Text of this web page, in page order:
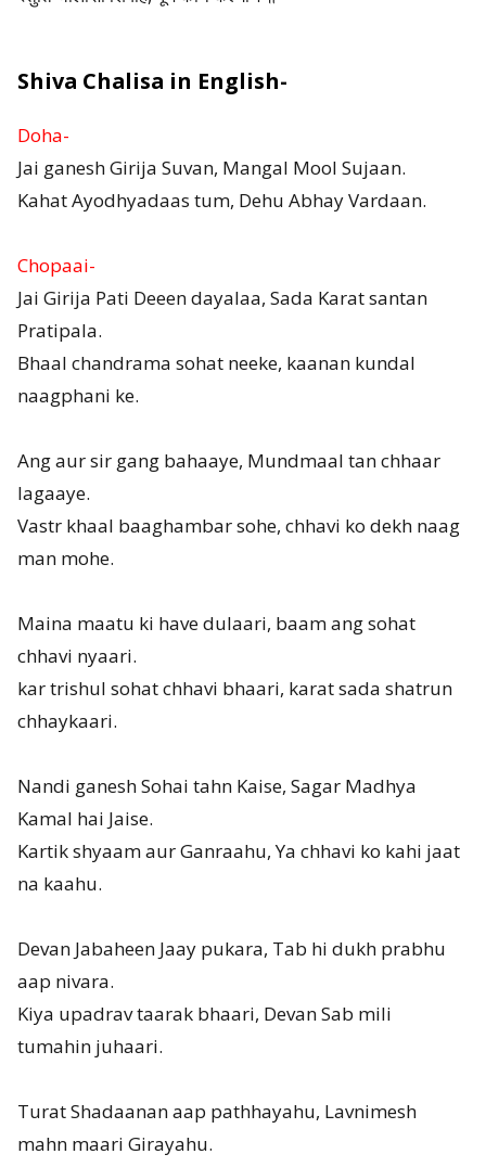
Shiva Chalisa in English-
Doha-
Jai ganesh Girija Suvan, Mangal Mool Sujaan.
Kahat Ayodhyadaas tum, Dehu Abhay Vardaan.
Chopaai-
Jai Girija Pati Deeen dayalaa, Sada Karat santan
Pratipala.
Bhaal chandrama sohat neeke, kaanan kundal
naagphani ke.
Ang aur sir gang bahaaye, Mundmaal tan chhaar
lagaaye.
Vastr khaal baaghambar sohe, chhavi ko dekh naag
man mohe.
Maina maatu ki have dulaari, baam ang sohat
chhavi nyaari.
kar trishul sohat chhavi bhaari, karat sada shatrun
chhaykaari.
Nandi ganesh Sohai tahn Kaise, Sagar Madhya
Kamal hai Jaise.
Kartik shyaam aur Ganraahu, Ya chhavi ko kahi jaat
na kaahu.
Devan Jabaheen Jaay pukara, Tab hi dukh prabhu
aap nivara.
Kiya upadrav taarak bhaari, Devan Sab mili
tumahin juhaari.
Turat Shadaanan aap pathhayahu, Lavnimesh
mahn maari Girayahu.